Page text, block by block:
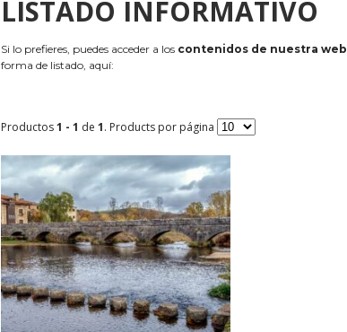
LISTADO INFORMATIVO
Si lo prefieres, puedes acceder a los contenidos de nuestra web
forma de listado, aquí:
Productos1 - 1 de 1. Products por página